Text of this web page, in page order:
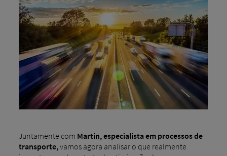
Juntamente com Martin, especialista em processos de
transporte,vamos agora analisar o que realmente